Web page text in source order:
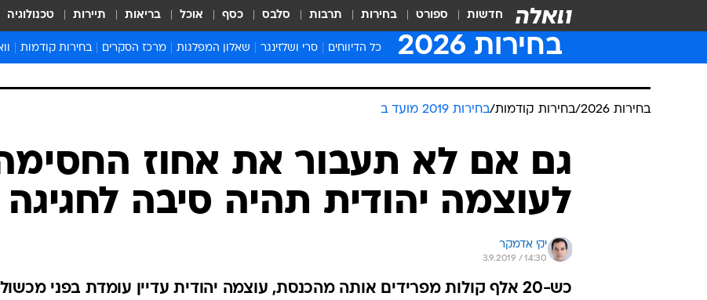
חדשות ספורט בחירות תרבות סלבס כסף אוכל בריאות תיירות טכנולוגיה
בחירות 2026 כל הדיווחים סרי ושלזינגר שאלון המפלגות מרכז הסקרים בחירות קודמות
בחירות 2019
בחירות 2026 /בחירות קודמות/בחירות 2019 מועד ב
גם אם לא תעבור את אחוז
לעוצמה יהודית תהיה סיבה לחגיגה
יקי אדמקר
3.9.2019 / 14:30
כש-20 אלף קולות מפרידים אותה מהכנסת, עוצמה יהודית עדיין עומדת בפני